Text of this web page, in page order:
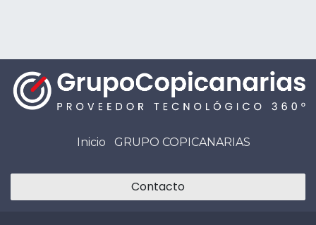
Inicio GRUPO COPICANARIAS
Contacto